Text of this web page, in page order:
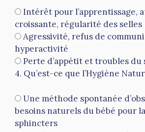
Intérêt pour l’apprentissage,
croissante, régularité des selles
Agressivité, refus de
hyperactivité
Perte d’appétit et troubles du
4. Qu’est-ce que l’Hygiène
Une méthode spontanée
besoins naturels du bébé pour
sphincters